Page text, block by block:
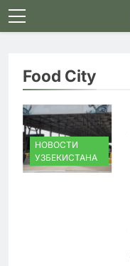
Skip
to
Food City
НОВОСТИ
УЗБЕКИСТАНА